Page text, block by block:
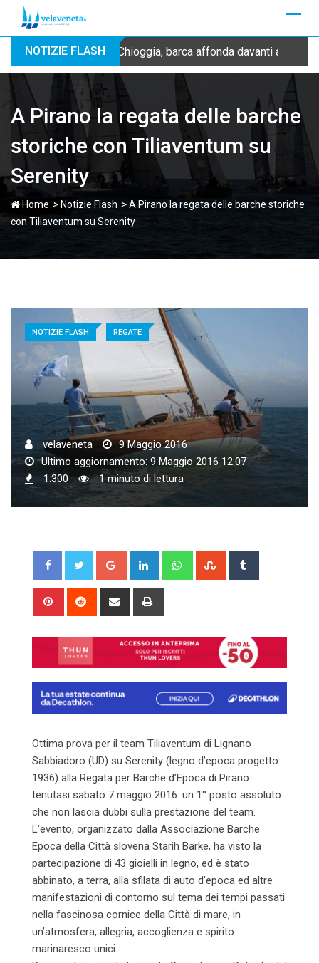
NOTIZIE FLASH Chioggia, barca affonda davanti alla
A Pirano la regata delle barche
storiche con Tiliaventum su
Serenity
Home > Notizie Flash >A Pirano la regata delle barche storiche
con Tiliaventum su Serenity
NOTIZIE FLASH REGATE
velaveneta
9 Maggio 2016
Ultimo aggiornamento: 9 Maggio 2016 12:07
1.300
1 minuto di lettura
Google+ LinkedIn WhatsappStumbleUpon
Pinterest Reddit
Share
Ottima prova per il team Tiliaventum di Lignano
Sabbiadoro (UD) su Serenity (legno d’epoca progetto
1936) alla Regata per Barche d’Epoca di Pirano
tenutasi sabato 7 maggio 2016: un 1° posto assoluto
che non lascia dubbi sulla prestazione del team.
L’evento, organizzato dalla Associazione Barche
Epoca della Città slovena Starih Barke, ha visto la
partecipazione di 43 gioielli in legno, ed è stato
abbinato, a terra, alla sfilata di auto d’epoca ed altre
manifestazioni di contorno sul tema dei tempi passati
nella fascinosa cornice della Città di mare, in
un’atmosfera, allegria, accoglienza e spirito
marinaresco unici.